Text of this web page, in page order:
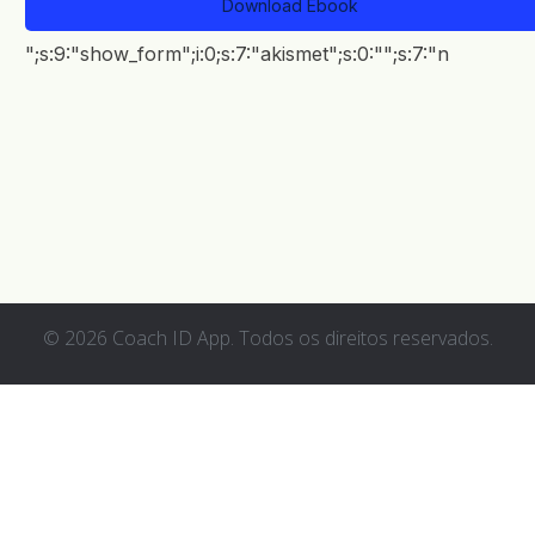
BR
Download Ebook
";s:9:"show_form";i:0;s:7:"akismet";s:0:"";s:7:"n
© 2026 Coach ID App. Todos os direitos reservados.